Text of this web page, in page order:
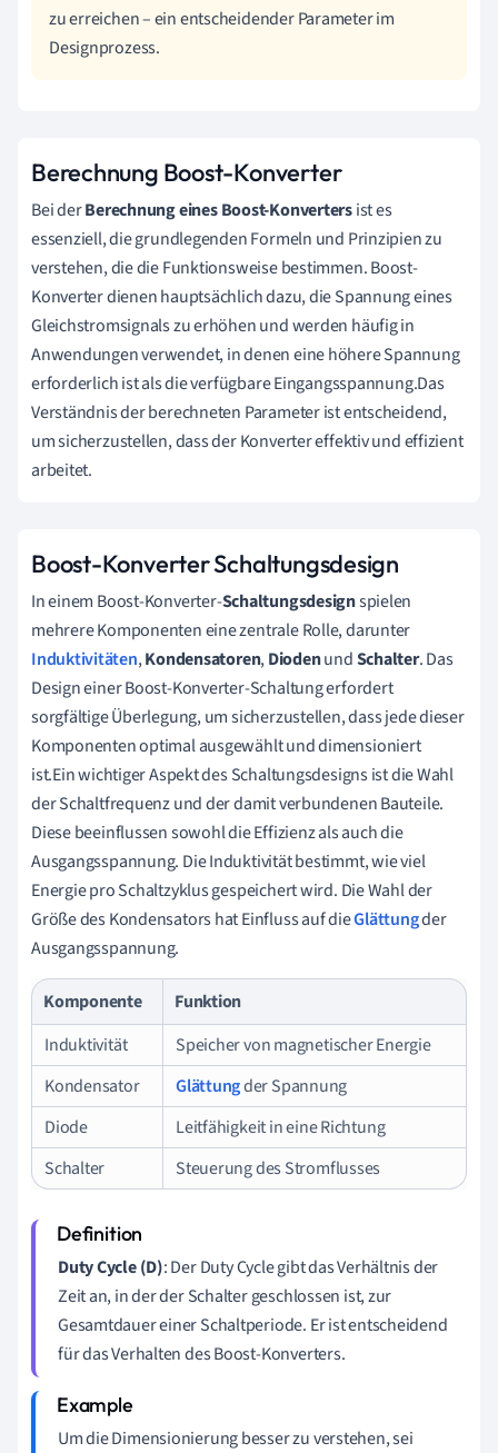
zu erreichen – ein entscheidender Parameter im
Designprozess.
Berechnung Boost-Konverter
Bei derBerechnung eines Boost-Konvertersist es
essenziell, die grundlegenden Formeln und Prinzipien zu
verstehen, die die Funktionsweise bestimmen. Boost-
Konverter dienen hauptsächlich dazu, die Spannung eines
Gleichstromsignals zu erhöhen und werden häufig in
Anwendungen verwendet, in denen eine höhere Spannung
erforderlich ist als die verfügbare Eingangsspannung.Das
Verständnis der berechneten Parameter ist entscheidend,
um sicherzustellen, dass der Konverter effektiv und effizient
arbeitet.
Boost-Konverter Schaltungsdesign
In einem Boost-Konverter-Schaltungsdesignspielen
mehrere Komponenten eine zentrale Rolle, darunter
Induktivitäten,Kondensatoren,DiodenundSchalter. Das
Design einer Boost-Konverter-Schaltung erfordert
sorgfältige Überlegung, um sicherzustellen, dass jede dieser
Komponenten optimal ausgewählt und dimensioniert
ist.Ein wichtiger Aspekt des Schaltungsdesigns ist die Wahl
der Schaltfrequenz und der damit verbundenen Bauteile.
Diese beeinflussen sowohl die Effizienz als auch die
Ausgangsspannung. Die Induktivität bestimmt, wie viel
Energie pro Schaltzyklus gespeichert wird. Die Wahl der
Größe des Kondensators hat Einfluss auf dieGlättungder
Ausgangsspannung.
Komponente
Funktion
Induktivität
Speicher von magnetischer Energie
Kondensator
Glättungder Spannung
Diode
Leitfähigkeit in eine Richtung
Schalter
Steuerung des Stromflusses
Duty Cycle (D): Der Duty Cycle gibt das Verhältnis der
Zeit an, in der der Schalter geschlossen ist, zur
Gesamtdauer einer Schaltperiode. Er ist entscheidend
für das Verhalten des Boost-Konverters.
Um die Dimensionierung besser zu verstehen, sei